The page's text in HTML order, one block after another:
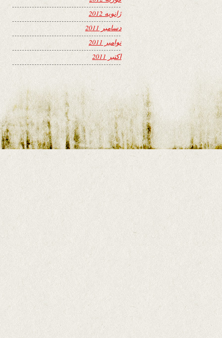
ژانویه 2012
دسامبر 2011
نوامبر 2011
اکتبر 2011